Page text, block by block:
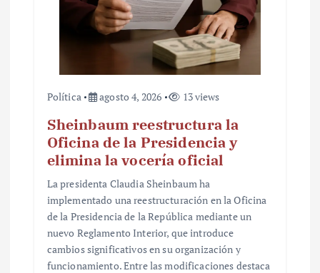
Política agosto 4, 2026 13 views
Sheinbaum reestructura la
Oficina de la Presidencia y
elimina la vocería oficial
La presidenta Claudia Sheinbaum ha
implementado una reestructuración en la Oficina
de la Presidencia de la República mediante un
nuevo Reglamento Interior, que introduce
cambios significativos en su organización y
funcionamiento. Entre las modificaciones destaca